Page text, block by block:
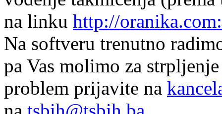
na linku http://
Na softveru trenutno
pa Vas molimo za
problem prijavite na